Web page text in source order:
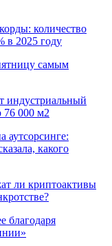
количество
в 2025 году
самым
индустриальный
000 м2
аутсорсинге:
какого
ли криптоактивы
благодаря